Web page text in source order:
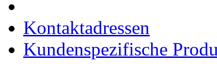
Kontaktadressen
Kundenspezifische